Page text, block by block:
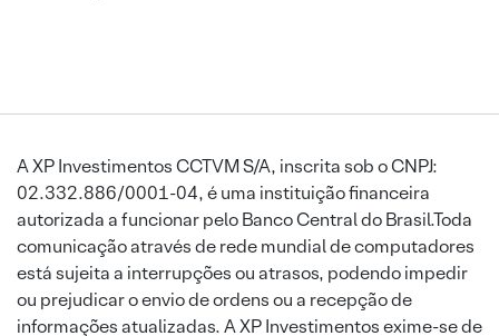
A XP Investimentos CCTVM S/A, inscrita sob o CNPJ:
02.332.886/0001-04, é uma instituição financeira
autorizada a funcionar pelo Banco Central do Brasil.Toda
comunicação através de rede mundial de computadores
está sujeita a interrupções ou atrasos, podendo impedir
ou prejudicar o envio de ordens ou a recepção de
informações atualizadas. A XP Investimentos exime-se de